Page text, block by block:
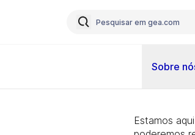
Sobre
Estamos